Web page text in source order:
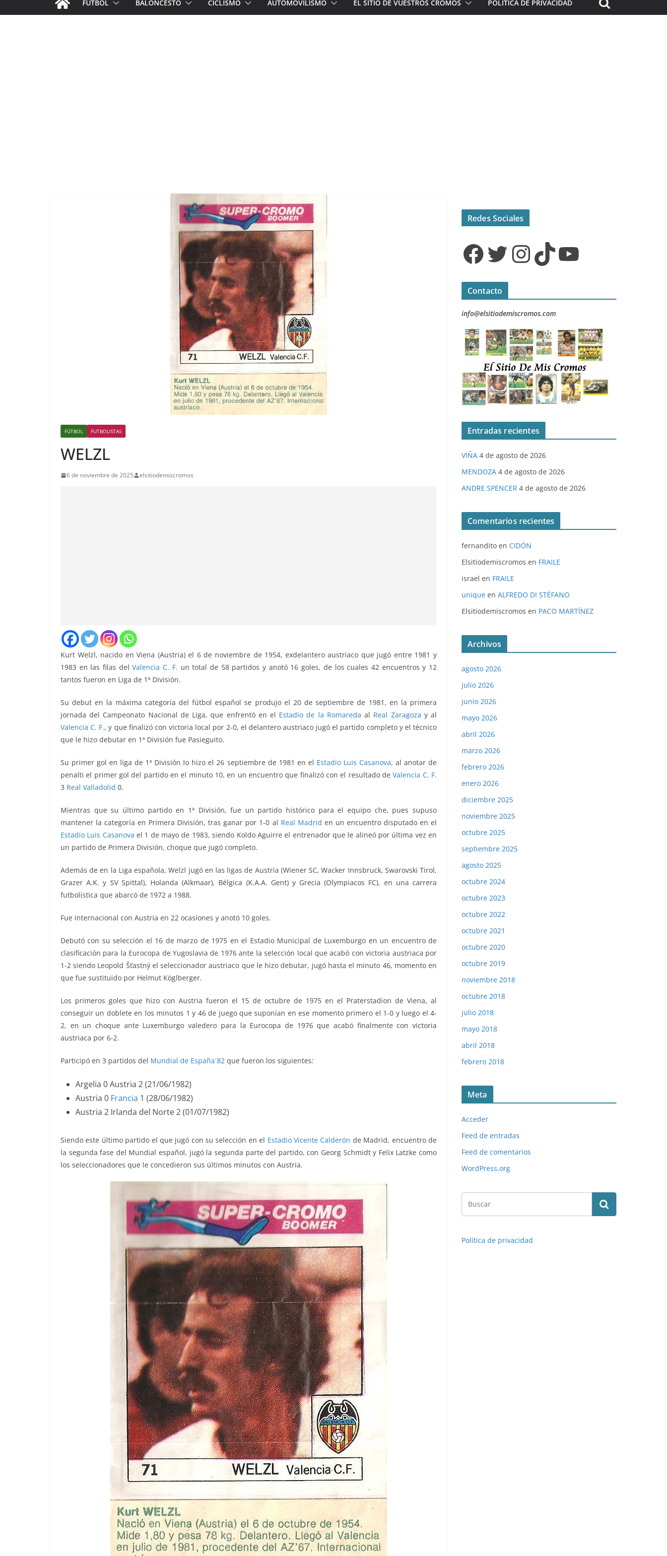
FÚTBOL BALONCESTO CICLISMO AUTOMOVILISMO EL SITIO DE VUESTROS CROMOS POLÍTICA DE PRIVACIDAD
FÚTBOL FUTBOLISTAS
WELZL
6 de noviembre de 2025 elsitiodemiscromos
Kurt Welzl, nacido en Viena (Austria) el 6 de noviembre de 1954, exdelantero austriaco que jugó entre 1981 y
1983 en las filas delValencia C. F. un total de 58 partidos y anotó 16 goles, de los cuales 42 encuentros y 12
tantos fueron en Liga de 1ª División.
Su debut en la máxima categoría del fútbol español se produjo el 20 de septiembre de 1981, en la primera
jornada del Campeonato Nacional de Liga, que enfrentó en el Estadio de la Romareda al Real Zaragoza y al
Valencia C. F., y que finalizó con victoria local por 2-0, el delantero austriaco jugó el partido completo y el técnico
que le hizo debutar en 1ª División fue Pasieguito.
Su primer gol en liga de 1ª División lo hizo el 26 septiembre de 1981 en el Estadio Luis Casanova, al anotar de
penalti el primer gol del partido en el minuto 10, en un encuentro que finalizó con el resultado deValencia C. F.
3 Real Valladolid 0.
Mientras que su último partido en 1ª División, fue un partido histórico para el equipo che, pues supuso
mantener la categoría en Primera División, tras ganar por 1-0 al Real Madrid en un encuentro disputado en el
Estadio Luis Casanova el 1 de mayo de 1983, siendo Koldo Aguirre el entrenador que le alineó por última vez en
un partido de Primera División, choque que jugó completo.
Además de en la Liga española, Welzl jugó en las ligas de Austria (Wiener SC, Wacker Innsbruck, Swarovski Tirol,
Grazer A.K. y SV Spittal), Holanda (Alkmaar), Bélgica (K.A.A. Gent) y Grecia (Olympiacos FC), en una carrera
futbolística que abarcó de 1972 a 1988.
Fue internacional con Austria en 22 ocasiones y anotó 10 goles.
Debutó con su selección el 16 de marzo de 1975 en el Estadio Municipal de Luxemburgo en un encuentro de
clasificación para la Eurocopa de Yugoslavia de 1976 ante la selección local que acabó con victoria austriaca por
1-2 siendo Leopold Šťastný el seleccionador austriaco que le hizo debutar, jugó hasta el minuto 46, momento en
que fue sustituido por Helmut Köglberger.
Los primeros goles que hizo con Austria fueron el 15 de octubre de 1975 en el Praterstadion de Viena, al
conseguir un doblete en los minutos 1 y 46 de juego que suponían en ese momento primero el 1-0 y luego el 4-
2, en un choque ante Luxemburgo valedero para la Eurocopa de 1976 que acabó finalmente con victoria
austriaca por 6-2.
Participó en 3 partidos del Mundial de España´82 que fueron los siguientes:
Argelia 0 Austria 2 (21/06/1982)
Austria 0 Francia 1 (28/06/1982)
Austria 2 Irlanda del Norte 2 (01/07/1982)
Siendo este último partido el que jugó con su selección en el Estadio Vicente Calderón de Madrid, encuentro de
la segunda fase del Mundial español, jugó la segunda parte del partido, con Georg Schmidt y Felix Latzke como
los seleccionadores que le concedieron sus últimos minutos con Austria.
Redes Sociales
Facebook Twitter InstagramTikTok YouTube
Contacto
info@elsitiodemiscromos.com
Entradas recientes
VIÑA 4 de agosto de 2026
MENDOZA 4 de agosto de 2026
ANDRE SPENCER 4 de agosto de 2026
Comentarios recientes
fernandito en CIDÓN
Elsitiodemiscromos en FRAILE
israel en FRAILE
unique en ALFREDO DI STÉFANO
Elsitiodemiscromos en PACO MARTÍNEZ
Archivos
agosto 2026
julio 2026
junio 2026
mayo 2026
abril 2026
marzo 2026
febrero 2026
enero 2026
diciembre 2025
noviembre 2025
octubre 2025
septiembre 2025
agosto 2025
octubre 2024
octubre 2023
octubre 2022
octubre 2021
octubre 2020
octubre 2019
noviembre 2018
octubre 2018
julio 2018
mayo 2018
abril 2018
febrero 2018
Meta
Acceder
Feed de entradas
Feed de comentarios
WordPress.org
Política de privacidad